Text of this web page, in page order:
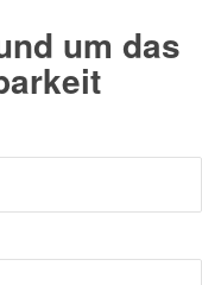
um das